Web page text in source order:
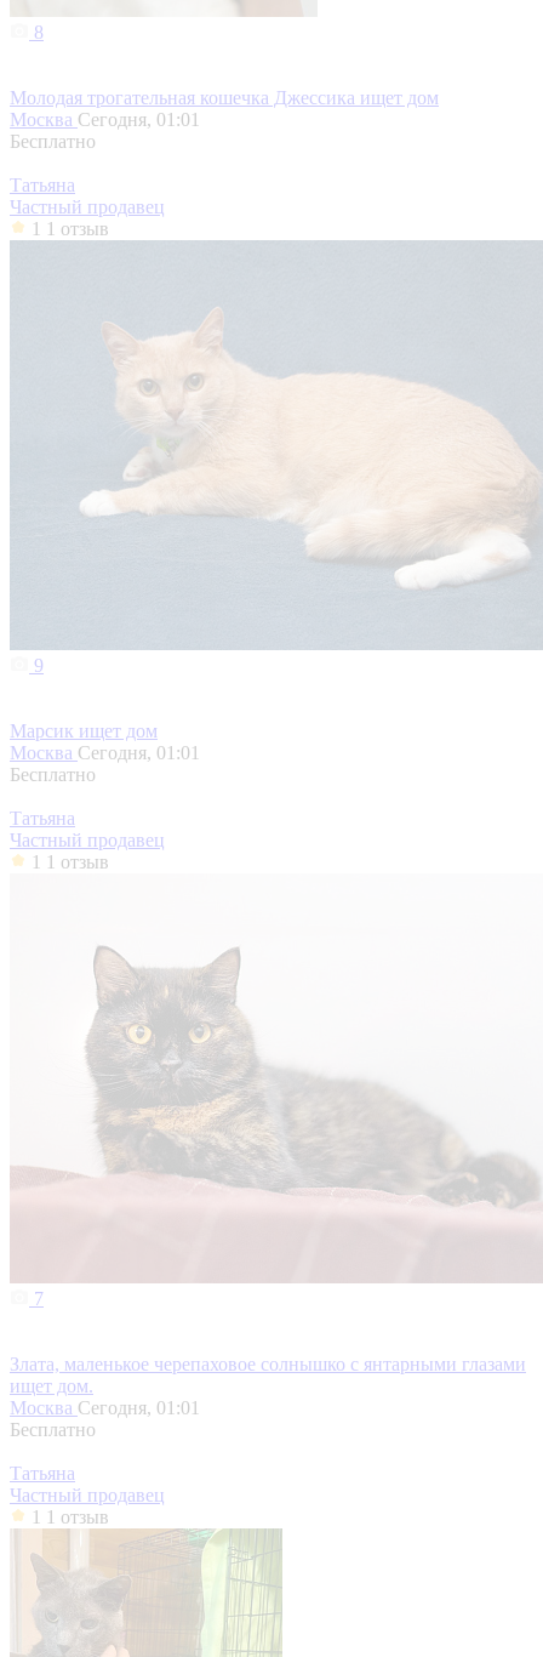
8
Молодая трогательная кошечка Джессика ищет дом
Москва Сегодня, 01:01
Бесплатно
Татьяна
Частный продавец
1 1 отзыв
9
Марсик ищет дом
Москва Сегодня, 01:01
Бесплатно
Татьяна
Частный продавец
1 1 отзыв
7
Злата, маленькое черепаховое солнышко с янтарными глазами
ищет дом.
Москва Сегодня, 01:01
Бесплатно
Татьяна
Частный продавец
1 1 отзыв